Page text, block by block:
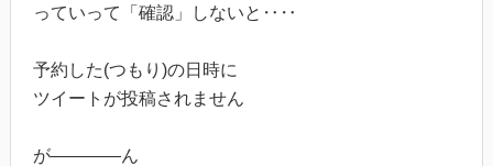
っていって「確認」しないと‥‥
予約した(つもり)の日時に
ツイートが投稿されません
が――――ん